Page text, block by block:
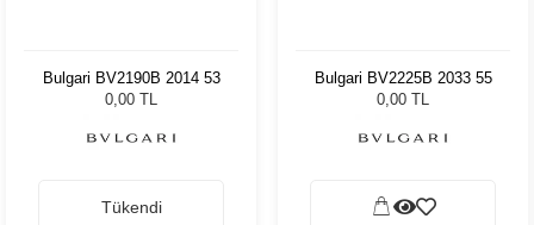
Bulgari BV2190B 2014 53
0,00 TL
Tükendi
Bulgari BV2225B 2033 55
0,00 TL